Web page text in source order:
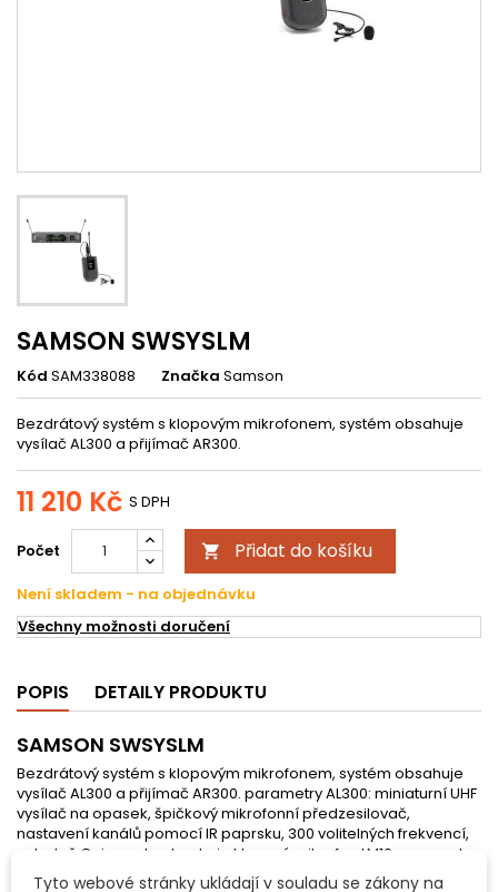
SAMSON SWSYSLM
Kód SAM338088 Značka Samson
Bezdrátový systém s klopovým mikrofonem, systém obsahuje
vysílač AL300 a přijímač AR300.
11 210 Kč S DPH
Počet  Přidat do košíku
Není skladem - na objednávku
Všechny možnosti doručení
POPIS DETAILY PRODUKTU
SAMSON SWSYSLM
Bezdrátový systém s klopovým mikrofonem, systém obsahuje
vysílač AL300 a přijímač AR300. parametry AL300: miniaturní UHF
vysílač na opasek, špičkový mikrofonní předzesilovač,
nastavení kanálů pomocí IR paprsku, 300 volitelných frekvencí,
ovladač Gain, sada obsahuje klopový mikrofon LM10, parametry
AR300: 300 volitelných frekvencí, automatické skenování a výběr
Tyto webové stránky ukládají v souladu se zákony na